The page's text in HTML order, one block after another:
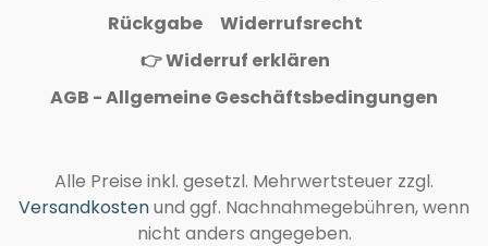
Rückgabe
Widerrufsrecht
👉 Widerruf erklären
AGB - Allgemeine Geschäftsbedingungen
Alle Preise inkl. gesetzl. Mehrwertsteuer zzgl.
Versandkostenund ggf. Nachnahmegebühren, wenn
nicht anders angegeben.